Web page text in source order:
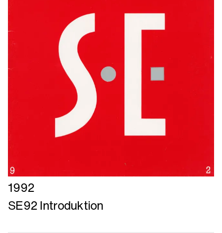
Læs
mere
om
1992
SE92 Introduktion